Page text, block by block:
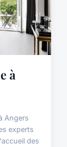
à
Angers
experts
des